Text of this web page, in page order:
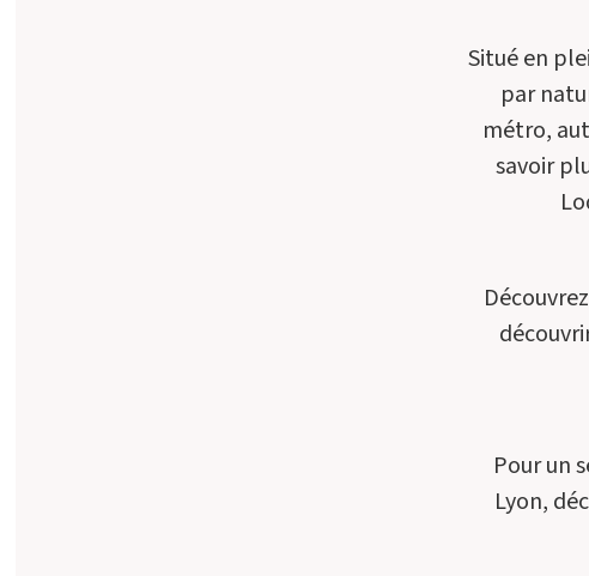
Situé en
par
métro,
savoir
Pour un
Lyon,